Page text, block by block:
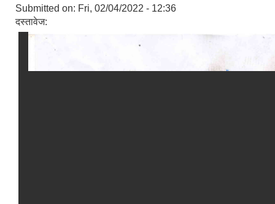
Submitted on: Fri, 02/04/2022 - 12:36
दस्तावेज: